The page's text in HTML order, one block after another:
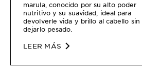
marula, conocido por su alto poder
nutritivo y su suavidad, ideal para
devolverle vida y brillo al cabello sin
dejarlo pesado.
LEER MÁS